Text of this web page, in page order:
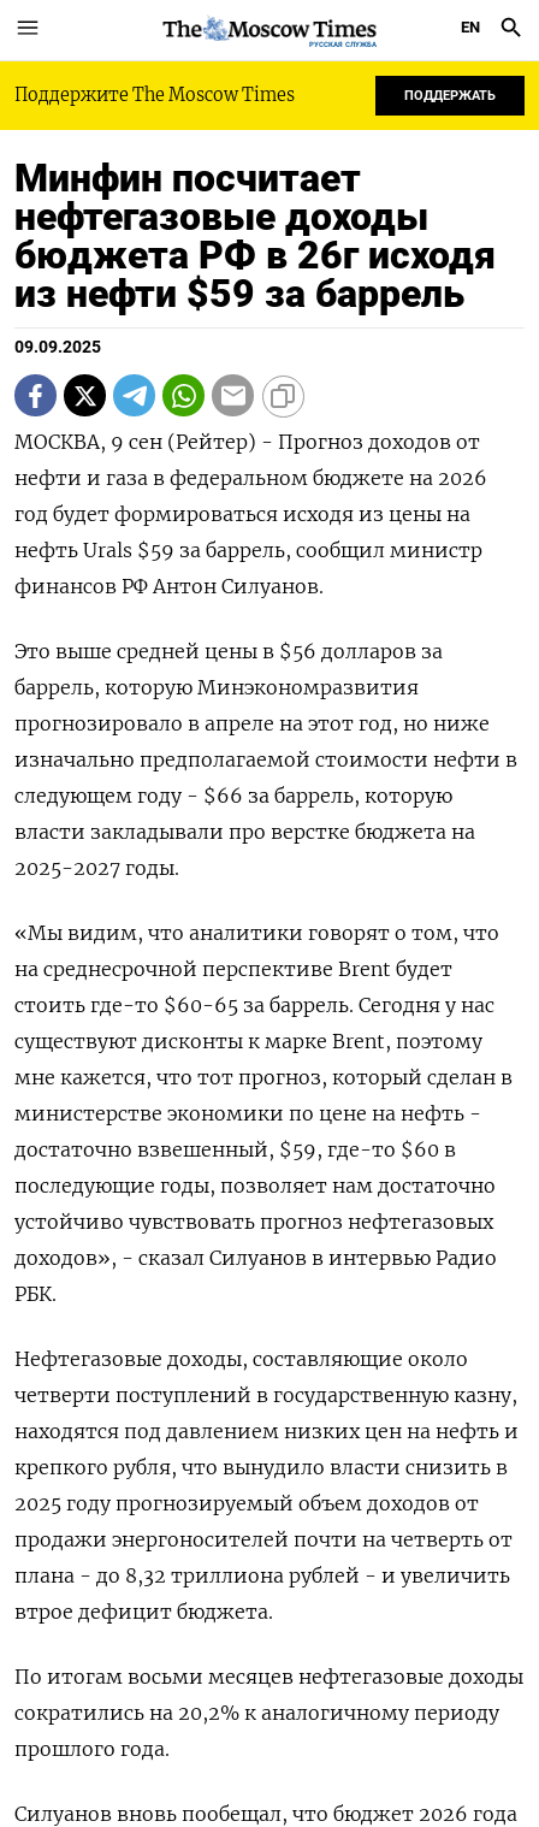
РУССКАЯ СЛУЖБА
EN
Поддержите The Moscow Times ПОДДЕРЖАТЬ
Минфин посчитает
нефтегазовые доходы
бюджета РФ в 26г исходя
из нефти $59 за баррель
09.09.2025
МОСКВА, 9 сен (Рейтер) - Прогноз доходов от
нефти и газа в федеральном бюджете на 2026
год будет формироваться исходя из цены на
нефть Urals $59 за баррель, сообщил министр
финансов РФ Антон Силуанов.
Это выше средней цены в $56 долларов за
баррель, которую Минэкономразвития
прогнозировало в апреле на этот год, но ниже
изначально предполагаемой стоимости нефти в
следующем году - $66 за баррель, которую
власти закладывали про верстке бюджета на
2025-2027 годы.
«Мы видим, что аналитики говорят о том, что
на среднесрочной перспективе Brent будет
стоить где-то $60-65 за баррель. Сегодня у нас
существуют дисконты к марке Brent, поэтому
мне кажется, что тот прогноз, который сделан в
министерстве экономики по цене на нефть -
достаточно взвешенный, $59, где-то $60 в
последующие годы, позволяет нам достаточно
устойчиво чувствовать прогноз нефтегазовых
доходов», - сказал Силуанов в интервью Радио
РБК.
Нефтегазовые доходы, составляющие около
четверти поступлений в государственную казну,
находятся под давлением низких цен на нефть и
крепкого рубля, что вынудило власти снизить в
2025 году прогнозируемый объем доходов от
продажи энергоносителей почти на четверть от
плана - до 8,32 триллиона рублей - и увеличить
втрое дефицит бюджета.
По итогам восьми месяцев нефтегазовые доходы
сократились на 20,2% к аналогичному периоду
прошлого года.
Силуанов вновь пообещал, что бюджет 2026 года